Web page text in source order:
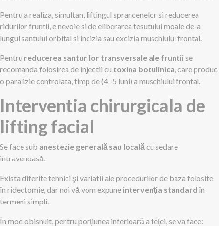
Pentru a realiza, simultan, liftingul sprancenelor si reducerea
ridurilor fruntii, e nevoie si de eliberarea tesutului moale de-a
lungul santului orbital si incizia sau excizia muschiului frontal.
Pentru reducerea santurilor transversale ale fruntiise
recomanda folosirea de injectii cu toxina botulinica, care produc
o paralizie controlata, timp de (4 -5 luni) a muschiului frontal.
Interventia chirurgicala de
lifting facial
Se face sub anestezie generală sau localăcu sedare
intravenoasă.
Exista diferite tehnici şi variatii ale procedurilor de baza folosite
în ridectomie, dar noi vă vom expune intervenţia standard în
termeni simpli.
În mod obisnuit, pentru porţiunea inferioară a feţei, se va face: